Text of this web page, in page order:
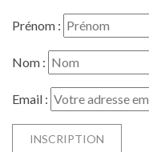
Prénom :
Nom :
Email :